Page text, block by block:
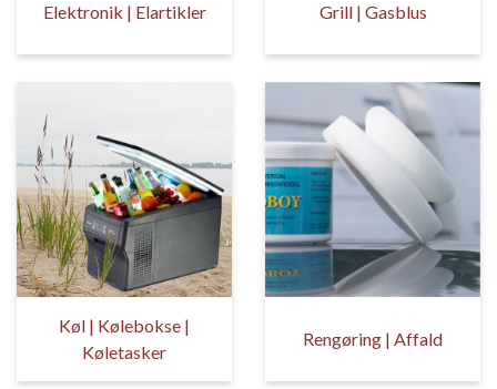
Elektronik | Elartikler Grill | Gasblus
Køl | Kølebokse |
Køletasker
Rengøring | Affald